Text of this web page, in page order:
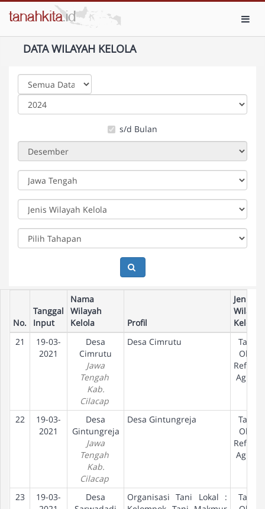
DATA WILAYAH KELOLA
s/d Bulan
No.
Tanggal
Input
Nama
Wilayah
Kelola
Profil
Jenis
Wilayah
Kelola
21
19-03-
2021
Desa
Cimrutu
Jawa
Tengah
Kab.
Cilacap
Desa Cimrutu
Tanah
Objek
Agraria
22
19-03-
2021
Desa
Gintungreja
Jawa
Tengah
Kab.
Cilacap
Desa Gintungreja
Tanah
Objek
Agraria
23
19-03-
Desa
Organisasi Tani Lokal :
Tanah